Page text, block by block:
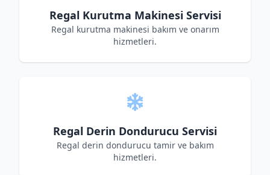
Regal Kurutma Makinesi Servisi
Regal kurutma makinesi bakım ve onarım
hizmetleri.
Regal Derin Dondurucu Servisi
Regal derin dondurucu tamir ve bakım
hizmetleri.